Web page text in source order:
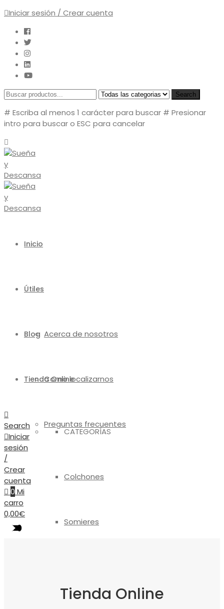
Iniciar sesión / Crear cuenta
Search
# Escriba al menos 1 carácter para buscar # Presionar
intro para buscar o ESC para cancelar
Inicio
Útiles
Acerca de nosotros
Como localizarnos
Preguntas frecuentes
Blog
Tienda Online
CATEGORÍAS
Colchones
Somieres
Search
Iniciar
sesión
/
Crear
cuenta
0 Mi
carro
0,00€
Tienda Online